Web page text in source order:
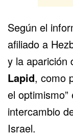
Según el
afiliado a
y la aparición
Lapid, como
el
intercambio
Israel.